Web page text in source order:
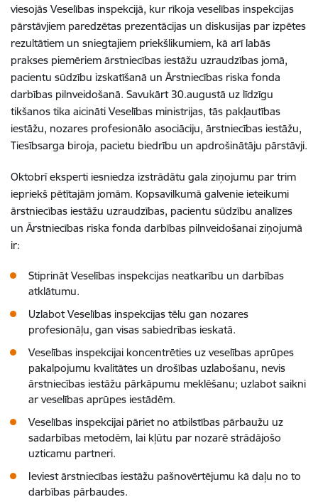
viesojās Veselības inspekcijā, kur rīkoja veselības inspekcijas
pārstāvjiem paredzētas prezentācijas un diskusijas par izpētes
rezultātiem un sniegtajiem priekšlikumiem, kā arī labās
prakses piemēriem ārstniecības iestāžu uzraudzības jomā,
pacientu sūdzību izskatīšanā un Ārstniecības riska fonda
darbības pilnveidošanā. Savukārt 30.augustā uz līdzīgu
tikšanos tika aicināti Veselības ministrijas, tās pakļautības
iestāžu, nozares profesionālo asociāciju, ārstniecības iestāžu,
Tiesībsarga biroja, pacietu biedrību un apdrošinātāju pārstāvji.
Oktobrī eksperti iesniedza izstrādātu gala ziņojumu par trim
iepriekš pētītajām jomām. Kopsavilkumā galvenie ieteikumi
ārstniecības iestāžu uzraudzības, pacientu sūdzību analīzes
un Ārstniecības riska fonda darbības pilnveidošanai ziņojumā
ir:
Stiprināt Veselības inspekcijas neatkarību un darbības
atklātumu.
Uzlabot Veselības inspekcijas tēlu gan nozares
profesionāļu, gan visas sabiedrības ieskatā.
Veselības inspekcijai koncentrēties uz veselības aprūpes
pakalpojumu kvalitātes un drošības uzlabošanu, nevis
ārstniecības iestāžu pārkāpumu meklēšanu; uzlabot saikni
ar veselības aprūpes iestādēm.
Veselības inspekcijai pāriet no atbilstības pārbaužu uz
sadarbības metodēm, lai kļūtu par nozarē strādājošo
uzticamu partneri.
Ieviest ārstniecības iestāžu pašnovērtējumu kā daļu no to
darbības pārbaudes.